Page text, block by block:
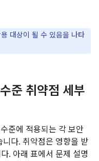
대상이 될 수 있음을 나타
준 취약점 세부
준에 적용되는 각 보안
다. 취약점은 영향을 받
. 아래 표에서 문제 설명